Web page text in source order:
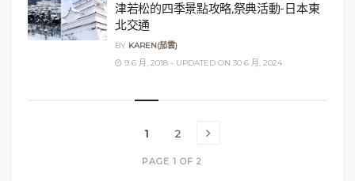
津若松的四季景點攻略,祭典活動-日本東
北交通
BY KAREN(茄雲)
9 6 月, 2018 - UPDATED ON 30 6 月, 2024
PAGE 1 OF 2
1 2